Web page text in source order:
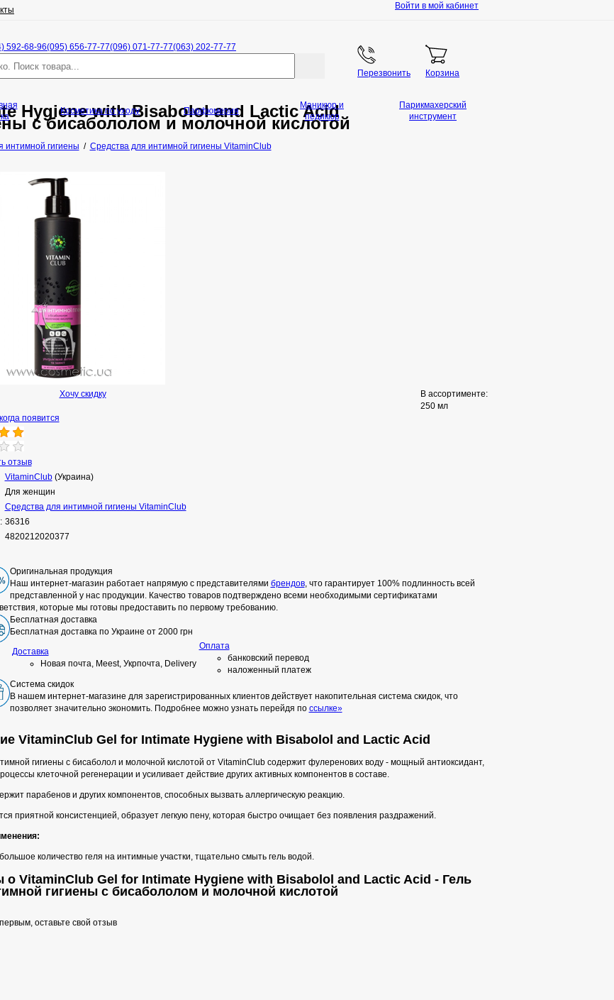
Войти в мой кабинет
592-68-96(095) 656-77-77(096) 071-77-77(063) 202-77-77
Перезвонить Корзина
Hygiene with Bisabolol and Lactic Acid
с бисабололом и молочной кислотой
интимной гигиены / Средства для интимной гигиены VitaminClub
Хочу скидку
В ассортименте:
250 мл
появится
отзыв
VitaminClub(Украина)
Для женщин
Средства для интимной гигиены VitaminClub
36316
4820212020377
Оригинальная продукция
Наш интернет-магазин работает напрямую с представителями брендов, что гарантирует 100% подлинность всей
представленной у нас продукции. Качество товаров подтверждено всеми необходимыми сертификатами
которые мы готовы предоставить по первому требованию.
Бесплатная доставка
Бесплатная доставка по Украине от 2000 грн
Доставка
Новая почта, Meest, Укрпочта, Delivery
Оплата
банковский перевод
наложенный платеж
Система скидок
В нашем интернет-магазине для зарегистрированных клиентов действует накопительная система скидок, что
позволяет значительно экономить. Подробнее можно узнать перейдя по ссылке»
VitaminClub Gel for Intimate Hygiene with Bisabolol and Lactic Acid
гигиены с бисаболол и молочной кислотой от VitaminClub содержит фулеренових воду - мощный антиоксидант,
клеточной регенерации и усиливает действие других активных компонентов в составе.
парабенов и других компонентов, способных вызвать аллергическую реакцию.
приятной консистенцией, образует легкую пену, которая быстро очищает без появления раздражений.
количество геля на интимные участки, тщательно смыть гель водой.
VitaminClub Gel for Intimate Hygiene with Bisabolol and Lactic Acid - Гель
гигиены с бисабололом и молочной кислотой
оставьте свой отзыв
Косметика по уходу Парфюмерия
Маникюр и
педикюр
Парикмахерский
инструмент